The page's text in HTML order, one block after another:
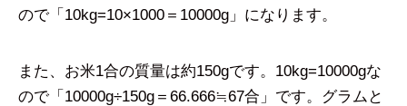
ので「10kg=10×1000＝10000g」になります。
また、お米1合の質量は約150gです。10kg=10000gな
ので「10000g÷150g＝66.666≒67合」です。グラムと